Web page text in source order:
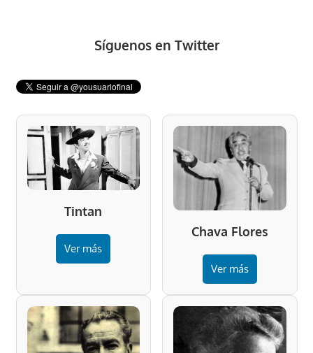
Síguenos en Twitter
Tintan
Ver más
Chava Flores
Ver más